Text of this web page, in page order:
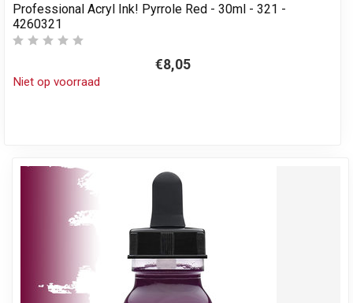
Professional Acryl Ink! Pyrrole Red - 30ml - 321 -
4260321
€8,05
Niet op voorraad